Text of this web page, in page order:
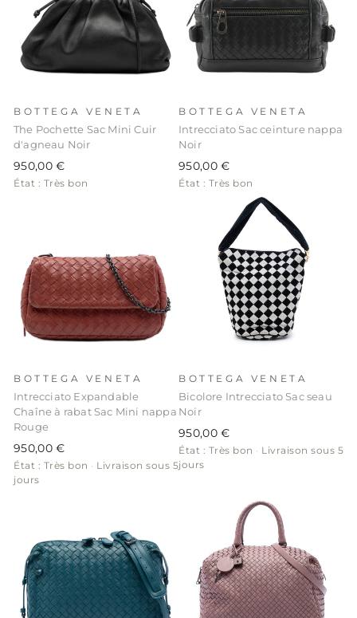
BOTTEGA VENETA
The Pochette Sac Mini Cuir
d'agneau Noir
950,00 €
État : Très bon
BOTTEGA VENETA
Intrecciato Sac ceinture nappa
Noir
950,00 €
État : Très bon
BOTTEGA VENETA
Intrecciato Expandable
Chaîne à rabat Sac Mini nappa
Rouge
950,00 €
État : Très bon · Livraison sous 5
jours
BOTTEGA VENETA
Bicolore Intrecciato Sac seau
Noir
950,00 €
État : Très bon · Livraison sous 5
jours